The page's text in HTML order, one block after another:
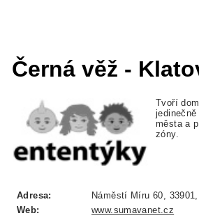
Černá věž -
Tvoří
města a
zóny.
Adresa:
Náměstí Míru 60,
Web:
www.sumavanet.cz